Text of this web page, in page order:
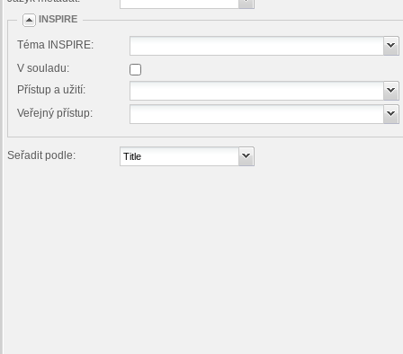
INSPIRE
Téma INSPIRE:
V souladu:
Přístup a užití:
Veřejný přístup:
Seřadit podle: